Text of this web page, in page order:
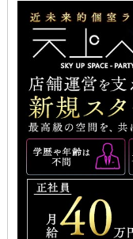
▼ スタッフの未来を
￣￣￣￣￣￣￣￣￣￣
将来的に自店舗を持ち
《独立支援》を行って
働きながら経営や運営
来たるオープンに備え
ご希望の場合はお気軽
●••┈┈••・
ご応募はいつでも受付
￣￣￣￣￣￣￣￣￣
少しでも気になったら
お気軽にお問い合わせ
あなたにお会いできる
心より楽しみにしてお
安心・安全にお仕事
さらに、アルバイトだ
正社員も『シフト制
趣味やご家族との時間
充実した勤務スタイ
ちなみに、当グループ
内勤スタッフが男女半
「ナイトワークは男性
とご応募を躊躇してし
気兼ねなくお問い合
また、内勤スタッフは
外立ち・呼び込み行為
みなさんが負担なく働
お店作りを心がけてい